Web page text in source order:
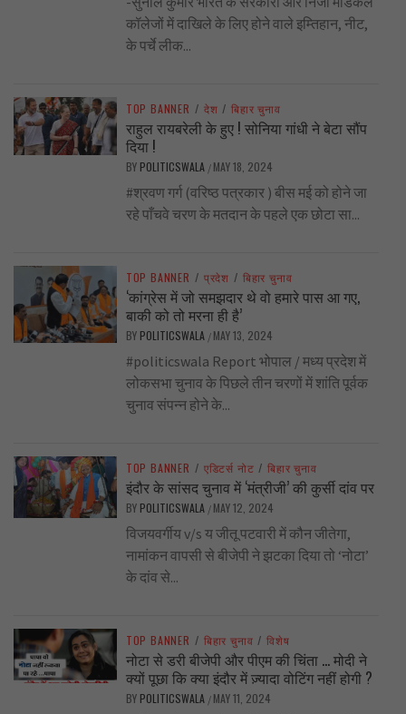
कॉलेजों में दाखिले के लिए होने वाले इम्तिहान, नीट,
के पर्चे लीक...
TOP BANNER / देश / बिहार चुनाव
राहुल रायबरेली के हुए ! सोनिया गांधी ने बेटा सौंप
दिया !
BY POLITICSWALA / MAY 18, 2024
#श्रवण गर्ग (वरिष्ठ पत्रकार ) बीस मई को होने जा
रहे पाँचवे चरण के मतदान के पहले एक छोटा सा...
TOP BANNER / प्रदेश / बिहार चुनाव
‘कांग्रेस में जो समझदार थे वो हमारे पास आ गए,
बाकी को तो मरना ही है’
BY POLITICSWALA / MAY 13, 2024
#politicswala Report भोपाल / मध्य प्रदेश में
लोकसभा चुनाव के पिछले तीन चरणों में शांति पूर्वक
चुनाव संपन्न होने के...
TOP BANNER / एडिटर्स नोट / बिहार चुनाव
इंदौर के सांसद चुनाव में ‘मंत्रीजी’ की कुर्सी दांव पर
BY POLITICSWALA / MAY 12, 2024
विजयवर्गीय v/s य जीतू पटवारी में कौन जीतेगा,
नामांकन वापसी से बीजेपी ने झटका दिया तो ‘नोटा’
के दांव से...
TOP BANNER / बिहार चुनाव / विशेष
नोटा से डरी बीजेपी और पीएम की चिंता … मोदी ने
क्यों पूछा कि क्या इंदौर में ज़्यादा वोटिंग नहीं होगी ?
BY POLITICSWALA / MAY 11, 2024